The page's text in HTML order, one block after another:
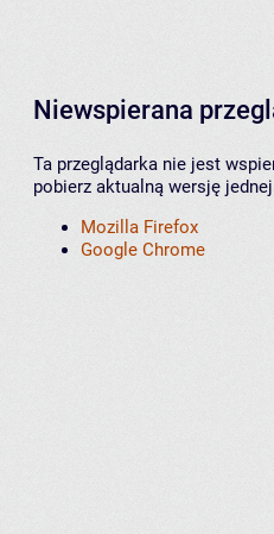
Niewspierana
Ta przeglądarka nie jest
pobierz aktualną wersję
Mozilla Firefox
Google Chrome